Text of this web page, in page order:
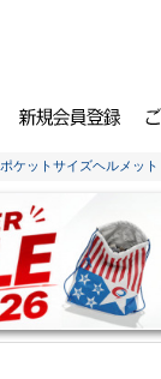
ポケットサイズヘルメット